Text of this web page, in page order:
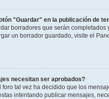
"Guardar" en la publicación de
borradores que serán completados
un borrador guardado, visite el
necesitan ser aprobados?
foro tal vez ha decidido que los
intentando publicar mensajes,